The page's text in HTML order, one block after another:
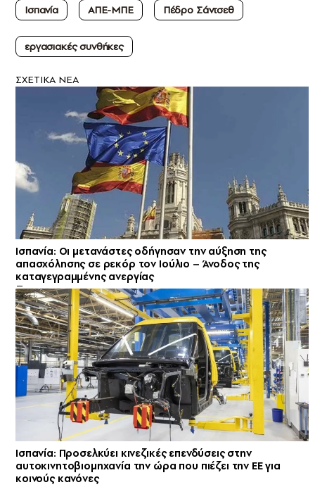
Ισπανία
ΑΠΕ-ΜΠΕ Πέδρο Σάντσεθ
εργασιακές συνθήκες
ΣXETIKA NEA
Ισπανία: Οι μετανάστες οδήγησαν την αύξηση της
απασχόλησης σε ρεκόρ τον Ιούλιο – Άνοδος της
καταγεγραμμένης ανεργίας
Ισπανία: Προσελκύει κινεζικές επενδύσεις στην
αυτοκινητοβιομηχανία την ώρα που πιέζει την ΕΕ για
κοινούς κανόνες